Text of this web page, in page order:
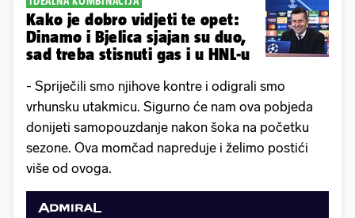
Kako je dobro vidjeti te opet:
Dinamo i Bjelica sjajan su duo,
sad treba stisnuti gas i u HNL-u
- Spriječili smo njihove kontre i odigrali smo
vrhunsku utakmicu. Sigurno će nam ova pobjeda
donijeti samopouzdanje nakon šoka na početku
sezone. Ova momčad napreduje i želimo postići
više od ovoga.